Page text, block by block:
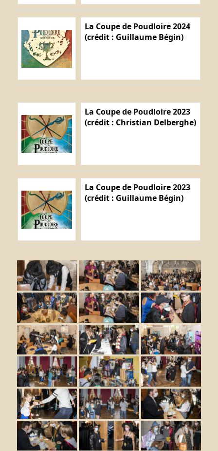
La Coupe de Poudloire 2024
(crédit : Guillaume Bégin)
La Coupe de Poudloire 2023
(crédit : Christian Delberghe)
La Coupe de Poudloire 2023
(crédit : Guillaume Bégin)